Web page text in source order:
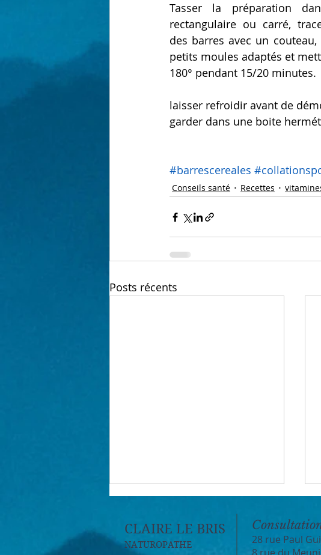
Tasser la préparation
rectangulaire ou carré,
des barres avec un
petits moules adaptés et
180° pendant 15/20 minutes.
laisser refroidir avant de
garder dans une boite
#barrescereales
Conseils santé Recettes
Posts récents
CLAIRE LE BRIS
NATUROPATHE
28 rue Paul